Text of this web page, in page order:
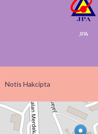
JPA
Notis Hakcipta